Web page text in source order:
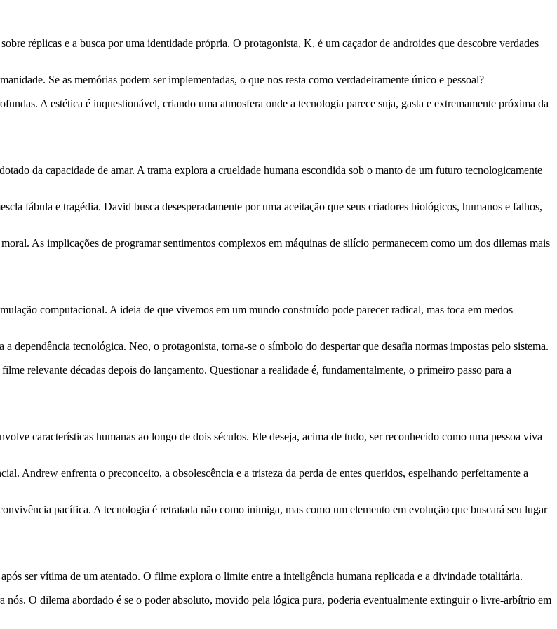
réplicas e a busca por uma identidade própria. O protagonista, K, é um caçador de androides que descobre verdades
Se as memórias podem ser implementadas, o que nos resta como verdadeiramente único e pessoal?
A estética é inquestionável, criando uma atmosfera onde a tecnologia parece suja, gasta e extremamente próxima da
da capacidade de amar. A trama explora a crueldade humana escondida sob o manto de um futuro tecnologicamente
fábula e tragédia. David busca desesperadamente por uma aceitação que seus criadores biológicos, humanos e falhos,
As implicações de programar sentimentos complexos em máquinas de silício permanecem como um dos dilemas mais
computacional. A ideia de que vivemos em um mundo construído pode parecer radical, mas toca em medos
dependência tecnológica. Neo, o protagonista, torna-se o símbolo do despertar que desafia normas impostas pelo sistema.
relevante décadas depois do lançamento. Questionar a realidade é, fundamentalmente, o primeiro passo para a
características humanas ao longo de dois séculos. Ele deseja, acima de tudo, ser reconhecido como uma pessoa viva
Andrew enfrenta o preconceito, a obsolescência e a tristeza da perda de entes queridos, espelhando perfeitamente a
pacífica. A tecnologia é retratada não como inimiga, mas como um elemento em evolução que buscará seu lugar
ser vítima de um atentado. O filme explora o limite entre a inteligência humana replicada e a divindade totalitária.
O dilema abordado é se o poder absoluto, movido pela lógica pura, poderia eventualmente extinguir o livre-arbítrio em